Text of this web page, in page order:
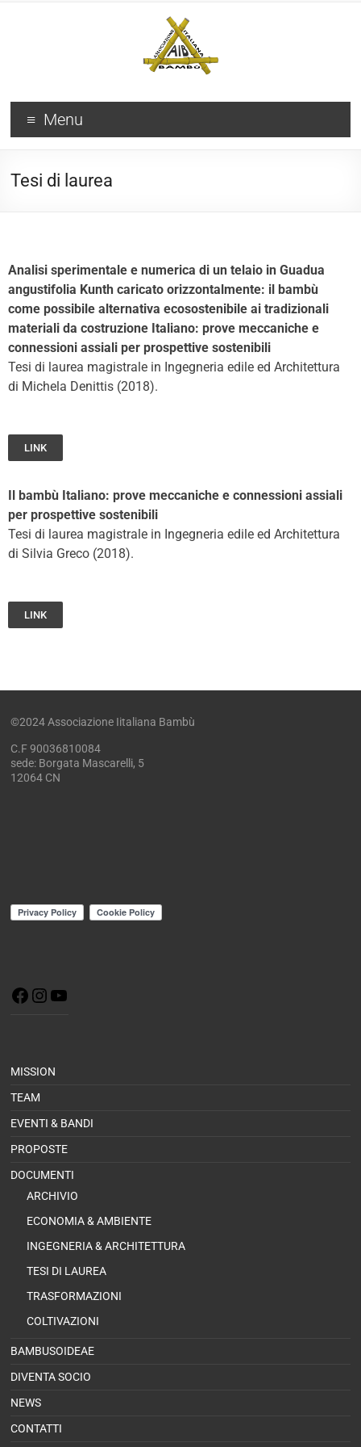
Menu
Tesi di laurea
Analisi sperimentale e numerica di un telaio in Guadua
angustifolia Kunth caricato orizzontalmente: il bambù
come possibile alternativa ecosostenibile ai tradizionali
materiali da costruzione Italiano: prove meccaniche e
connessioni assiali per prospettive sostenibili
Tesi di laurea magistrale in Ingegneria edile ed Architettura
di Michela Denittis (2018).
LINK
Il bambù Italiano: prove meccaniche e connessioni assiali
per prospettive sostenibili
Tesi di laurea magistrale in Ingegneria edile ed Architettura
di Silvia Greco (2018).
LINK
©2024 Associazione Iitaliana Bambù
C.F 90036810084
sede: Borgata Mascarelli, 5
12064 CN
MISSION
TEAM
EVENTI & BANDI
PROPOSTE
DOCUMENTI
ARCHIVIO
ECONOMIA & AMBIENTE
INGEGNERIA & ARCHITETTURA
TESI DI LAUREA
TRASFORMAZIONI
COLTIVAZIONI
BAMBUSOIDEAE
DIVENTA SOCIO
NEWS
CONTATTI